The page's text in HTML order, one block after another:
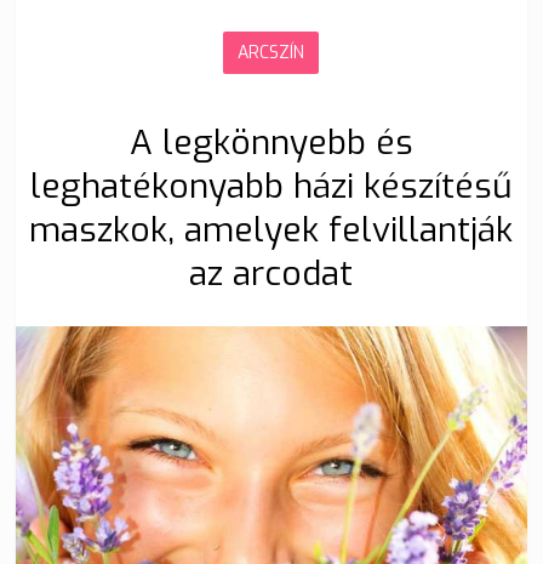
ARCSZÍN
A legkönnyebb és
leghatékonyabb házi készítésű
maszkok, amelyek felvillantják
az arcodat